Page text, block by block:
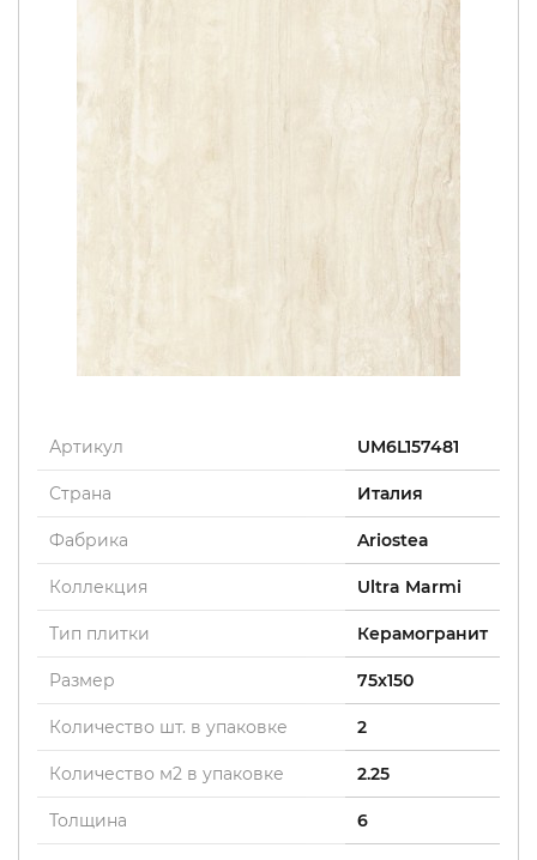
Артикул UM6L157481
Страна Италия
Фабрика Ariostea
Коллекция Ultra Marmi
Тип плитки Керамогранит
Размер 75x150
Количество шт. в упаковке 2
Количество м2 в упаковке 2.25
Толщина 6